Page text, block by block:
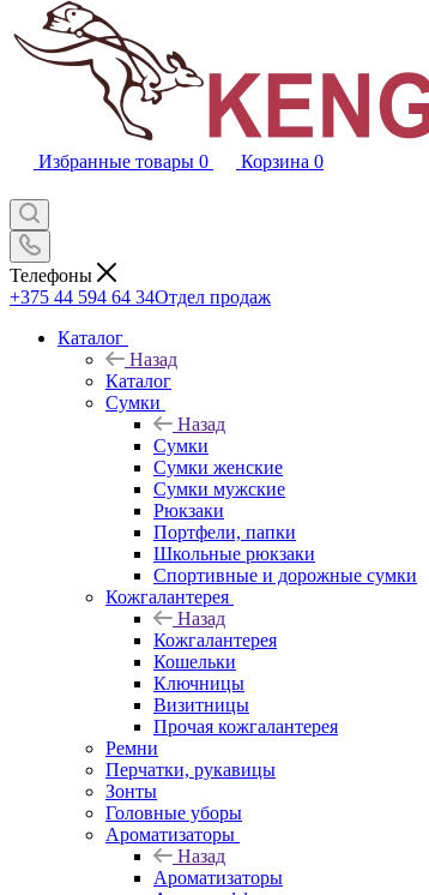
Избранные товары 0 Корзина 0
Телефоны
+375 44 594 64 34Отдел продаж
Каталог
Назад
Каталог
Сумки
Назад
Сумки
Сумки женские
Сумки мужские
Рюкзаки
Портфели, папки
Школьные рюкзаки
Спортивные и дорожные сумки
Кожгалантерея
Назад
Кожгалантерея
Кошельки
Ключницы
Визитницы
Прочая кожгалантерея
Ремни
Перчатки, рукавицы
Зонты
Головные уборы
Ароматизаторы
Назад
Ароматизаторы